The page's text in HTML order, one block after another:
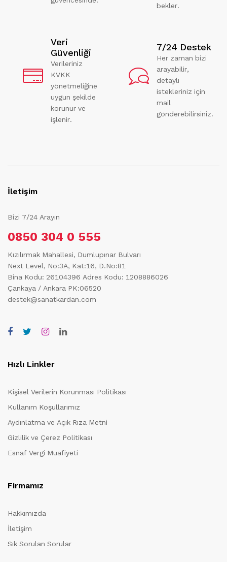
bekler.
Veri
Güvenliği
Verileriniz
KVKK
yönetmeliğine
uygun şekilde
korunur ve
işlenir.
7/24 Destek
Her zaman bizi
arayabilir,
detaylı
istekleriniz için
mail
gönderebilirsiniz.
İletişim
Bizi 7/24 Arayın
0850 304 0 555
Kızılırmak Mahallesi, Dumlupınar Bulvarı
Next Level, No:3A, Kat:16, D.No:81
Bina Kodu: 26104396 Adres Kodu: 1208886026
Çankaya / Ankara PK:06520
destek@sanatkardan.com
Hızlı Linkler
Kişisel Verilerin Korunması Politikası
Kullanım Koşullarımız
Aydınlatma ve Açık Rıza Metni
Gizlilik ve Çerez Politikası
Esnaf Vergi Muafiyeti
Firmamız
Hakkımızda
İletişim
Sık Sorulan Sorular